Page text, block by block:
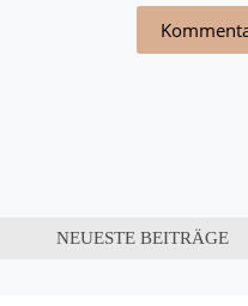
NEUESTE BEITRÄGE